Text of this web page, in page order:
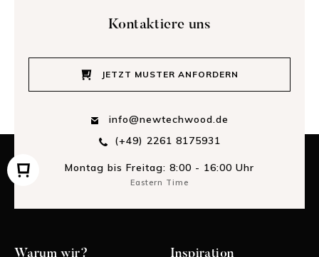
Kontaktiere uns
JETZT MUSTER ANFORDERN
info@newtechwood.de
(+49) 2261 8175931
Montag bis Freitag: 8:00 - 16:00 Uhr
Eastern Time
Warum wir? Inspiration